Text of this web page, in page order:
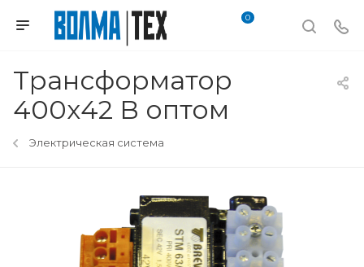
0
Трансформатор
400х42 В оптом
Электрическая система